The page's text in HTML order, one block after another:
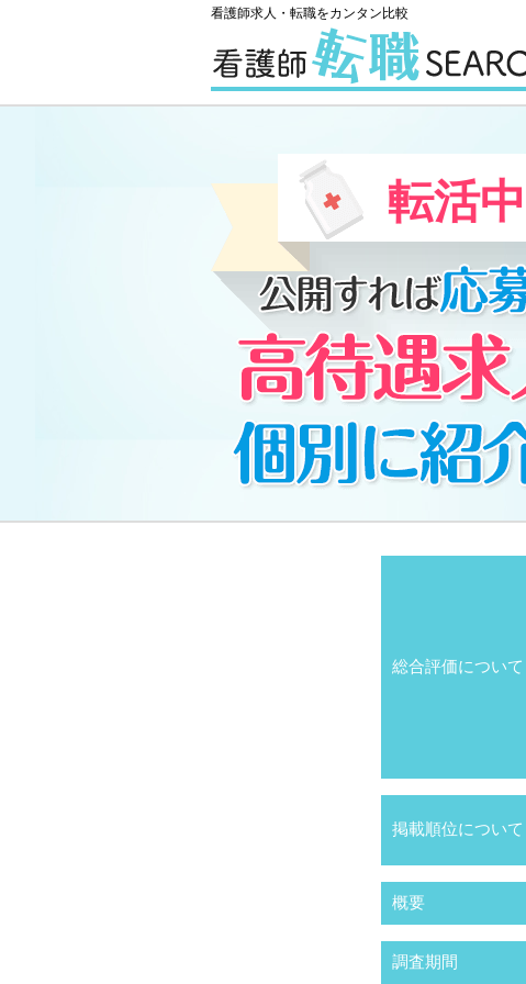
看護師求人・転職をカンタン比較
転活中
総合評価について
掲載順位について
概要
調査期間